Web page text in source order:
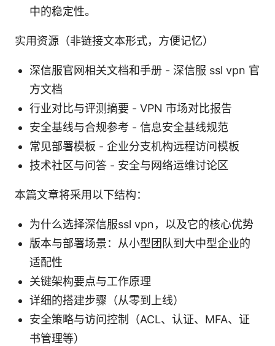
中的稳定性。
实用资源（非链接文本形式，方便记忆）
深信服官网相关文档和手册 - 深信服 ssl vpn 官
方文档
行业对比与评测摘要 - VPN 市场对比报告
安全基线与合规参考 - 信息安全基线规范
常见部署模板 - 企业分支机构远程访问模板
技术社区与问答 - 安全与网络运维讨论区
本篇文章将采用以下结构：
为什么选择深信服ssl vpn，以及它的核心优势
版本与部署场景：从小型团队到大中型企业的
适配性
关键架构要点与工作原理
详细的搭建步骤（从零到上线）
安全策略与访问控制（ACL、认证、MFA、证
书管理等）